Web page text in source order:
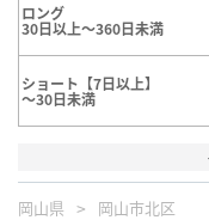
ロング
30日以上～360日未満
ショート【7日以上】
～30日未満
岡山県 岡山市北区